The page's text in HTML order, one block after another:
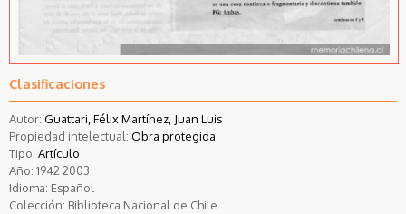
Clasificaciones
Autor: Guattari, Félix Martínez, Juan Luis
Propiedad intelectual: Obra protegida
Tipo: Artículo
Año: 1942 2003
Idioma: Español
Colección: Biblioteca Nacional de Chile